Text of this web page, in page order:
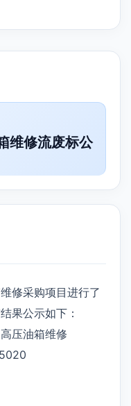
维修流废标公
修采购项目进行了
果公示如下：
压油箱维修